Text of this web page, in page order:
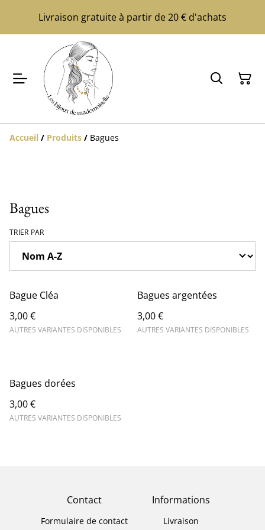
Livraison gratuite à partir de 20 € d'achats
Accueil / Produits / Bagues
Bagues
TRIER PAR
Bague Cléa
3,00 €
AUTRES VARIANTES DISPONIBLES
Bagues argentées
3,00 €
AUTRES VARIANTES DISPONIBLES
Bagues dorées
3,00 €
AUTRES VARIANTES DISPONIBLES
Contact
Formulaire de contact
Informations
Livraison